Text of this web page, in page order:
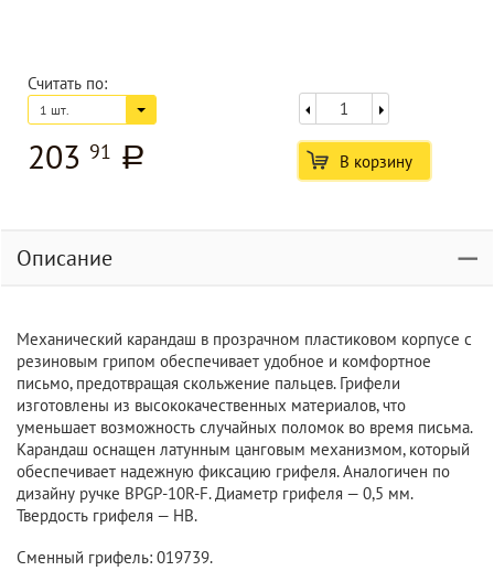
Считать по:
1 шт.
203 91 a В корзину
Описание
Механический карандаш в прозрачном пластиковом корпусе с
резиновым грипом обеспечивает удобное и комфортное
письмо, предотвращая скольжение пальцев. Грифели
изготовлены из высококачественных материалов, что
уменьшает возможность случайных поломок во время письма.
Карандаш оснащен латунным цанговым механизмом, который
обеспечивает надежную фиксацию грифеля. Аналогичен по
дизайну ручке BPGP-10R-F. Диаметр грифеля — 0,5 мм.
Твердость грифеля — НВ.
Сменный грифель: 019739.